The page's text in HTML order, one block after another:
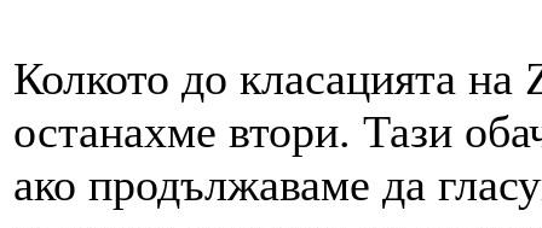
Колкото до класацията
останахме втори. Тази
ако продължаваме да